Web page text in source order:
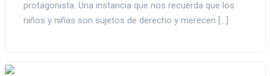
protagonista. Una instancia que nos recuerda que los
niños y niñas son sujetos de derecho y merecen […]